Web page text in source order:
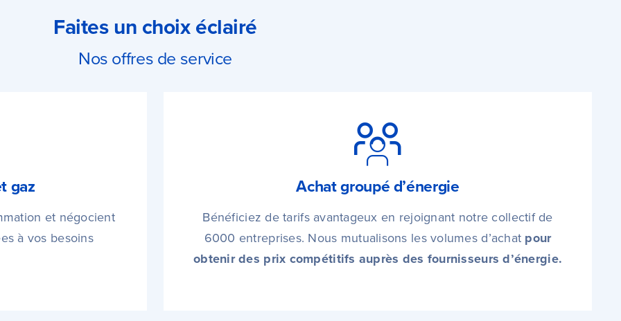
Faites un choix éclairé
Nos offres de service
gaz
et négocient
à vos besoins
Achat groupé d’énergie
Bénéficiez de tarifs avantageux en rejoignant notre collectif de
6000 entreprises. Nous mutualisons les volumes d’achat pour
obtenir des prix compétitifs auprès des fournisseurs d’énergie.